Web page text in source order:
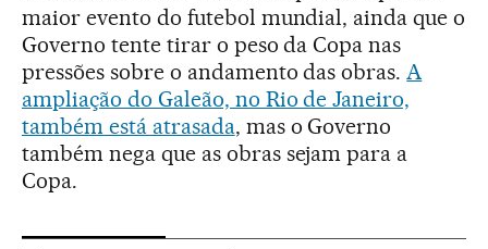
maior evento do futebol mundial, ainda que o
Governo tente tirar o peso da Copa nas
pressões sobre o andamento das obras. A
ampliação do Galeão, no Rio de Janeiro,
também está atrasada, mas o Governo
também nega que as obras sejam para a
Copa.